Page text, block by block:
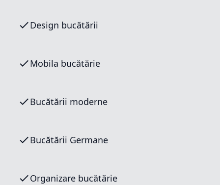
Design bucătării
Mobila bucătărie
Bucătării moderne
Bucătării Germane
Organizare bucătărie